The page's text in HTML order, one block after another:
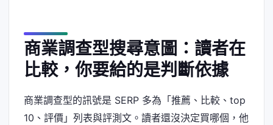
商業調查型搜尋意圖：讀者在
比較，你要給的是判斷依據
商業調查型的訊號是 SERP 多為「推薦、比較、top
10、評價」列表與評測文。讀者還沒決定買哪個，他